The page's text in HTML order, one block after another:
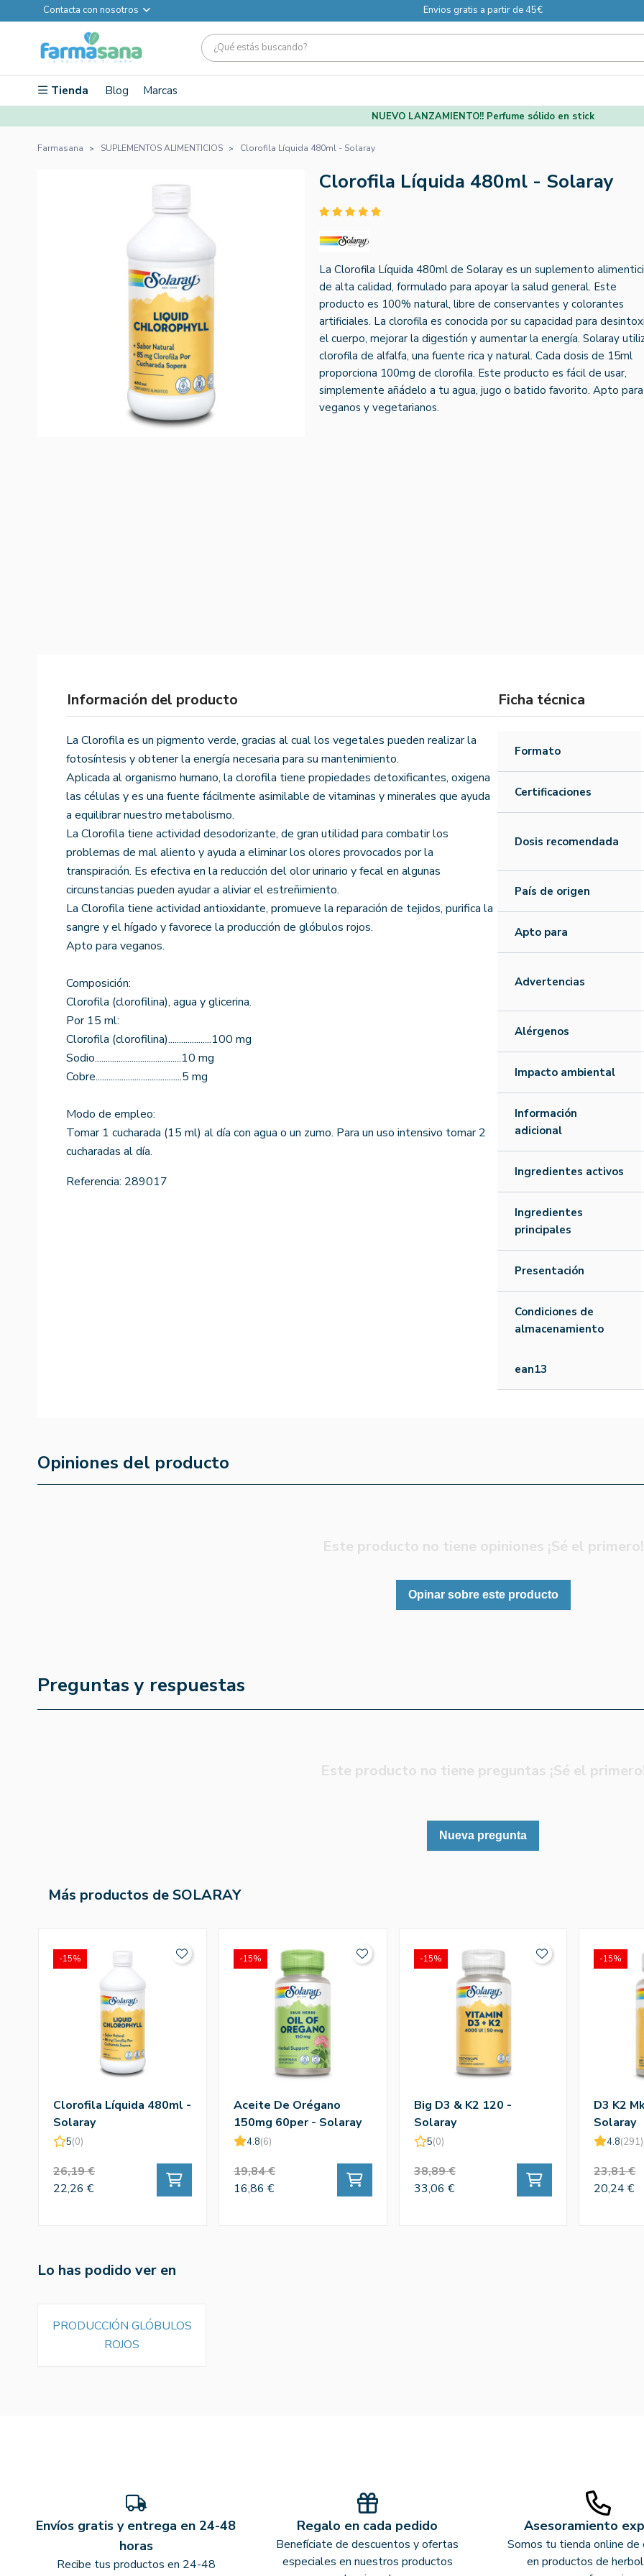
Contacta con nosotros Envios gratis a partir de 45€
Tienda Blog Marcas
NUEVO LANZAMIENTO!! Perfume sólido en stick
Farmasana SUPLEMENTOS ALIMENTICIOS Clorofila Líquida 480ml - Solaray
Clorofila Líquida 480ml - Solaray
La Clorofila Líquida 480ml de Solaray es un suplemento
de alta calidad, formulado para apoyar la salud general. Este
producto es 100% natural, libre de conservantes y colorantes
artificiales. La clorofila es conocida por su capacidad para
el cuerpo, mejorar la digestión y aumentar la energía. Solaray
clorofila de alfalfa, una fuente rica y natural. Cada dosis de 15ml
proporciona 100mg de clorofila. Este producto es fácil de usar,
simplemente añádelo a tu agua, jugo o batido favorito. Apto para
veganos y vegetarianos.
Información del producto
La Clorofila es un pigmento verde, gracias al cual los vegetales pueden realizar la
fotosíntesis y obtener la energía necesaria para su mantenimiento.
Aplicada al organismo humano, la clorofila tiene propiedades detoxificantes, oxigena
las células y es una fuente fácilmente asimilable de vitaminas y minerales que ayuda
a equilibrar nuestro metabolismo.
La Clorofila tiene actividad desodorizante, de gran utilidad para combatir los
problemas de mal aliento y ayuda a eliminar los olores provocados por la
transpiración. Es efectiva en la reducción del olor urinario y fecal en algunas
circunstancias pueden ayudar a aliviar el estreñimiento.
La Clorofila tiene actividad antioxidante, promueve la reparación de tejidos, purifica la
sangre y el hígado y favorece la producción de glóbulos rojos.
Apto para veganos.
Composición:
Clorofila (clorofilina), agua y glicerina.
Por 15 ml:
Clorofila (clorofilina)....................100 mg
Sodio........................................10 mg
Cobre........................................5 mg
Modo de empleo:
Tomar 1 cucharada (15 ml) al día con agua o un zumo. Para un uso intensivo tomar 2
cucharadas al día.
Referencia: 289017
Ficha técnica
Formato
Certificaciones
Dosis recomendada
País de origen
Apto para
Advertencias
Alérgenos
Impacto ambiental
Información
adicional
Ingredientes activos
Ingredientes
principales
Presentación
Condiciones de
almacenamiento
ean13
Opiniones del producto
Este producto no tiene opiniones ¡Sé el primero!
Opinar sobre este producto
Preguntas y respuestas
Este producto no tiene preguntas ¡Sé el
Nueva pregunta
Más productos de SOLARAY
Clorofila Líquida 480ml -
Solaray
5(0)
26,19 €
22,26 €
-15%
Aceite De Orégano
150mg 60per - Solaray
4.8(6)
19,84 €
16,86 €
-15%
Big D3 & K2 120 -
Solaray
5(0)
38,89 €
33,06 €
-15%
D3 K2
Solaray
4.8(291)
23,81 €
20,24 €
-15%
Lo has podido ver en
PRODUCCIÓN GLÓBULOS
ROJOS
Envíos gratis y entrega en 24-48
horas
Recibe tus productos en 24-48
Regalo en cada pedido
Benefíciate de descuentos y ofertas
especiales en nuestros productos
Asesoramiento
Somos tu tienda online de
en productos de